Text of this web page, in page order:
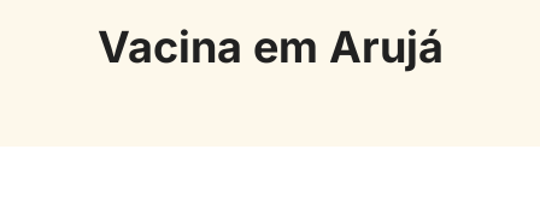
Vacina em Arujá